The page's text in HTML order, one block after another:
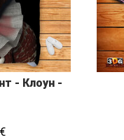
- Клоун -
€